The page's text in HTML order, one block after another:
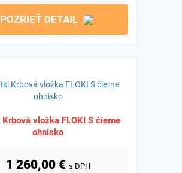
POZRIEŤ DETAIL
vložka FLOKI S čierne
ohnisko
1 260,00 € s DPH